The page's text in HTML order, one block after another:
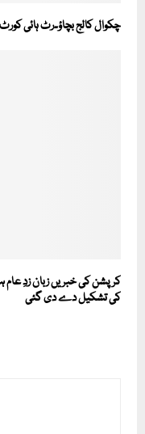
چکوال کالج بچاؤ۔رٹ ہائی
کرپشن کی خبریں زبان زدِ عام
کی تشکیل دے دی گئی